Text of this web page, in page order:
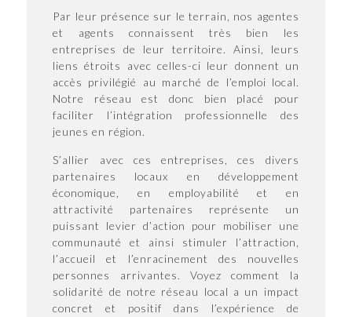
Par leur présence sur le terrain, nos agentes
et agents connaissent très bien les
entreprises de leur territoire. Ainsi, leurs
liens étroits avec celles-ci leur donnent un
accès privilégié au marché de l’emploi local.
Notre réseau est donc bien placé pour
faciliter l’intégration professionnelle des
jeunes en région.
S’allier avec ces entreprises, ces divers
partenaires locaux en développement
économique, en employabilité et en
attractivité partenaires représente un
puissant levier d’action pour mobiliser une
communauté et ainsi stimuler l’attraction,
l’accueil et l’enracinement des nouvelles
personnes arrivantes. Voyez comment la
solidarité de notre réseau local a un impact
concret et positif dans l’expérience de